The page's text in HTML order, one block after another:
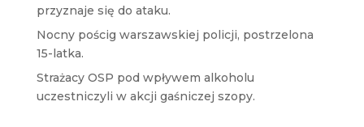
przyznaje się do ataku.
Nocny pościg warszawskiej policji, postrzelona
15-latka.
Strażacy OSP pod wpływem alkoholu
uczestniczyli w akcji gaśniczej szopy.